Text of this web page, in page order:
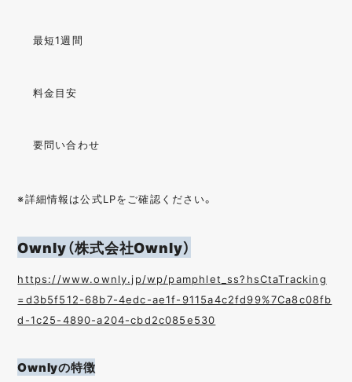
最短1週間
料金目安
要問い合わせ
※詳細情報は公式LPをご確認ください。
Ownly（株式会社Ownly）
https://www.ownly.jp/wp/pamphlet_ss?hsCtaTracking
=d3b5f512-68b7-4edc-ae1f-9115a4c2fd99%7Ca8c08fb
d-1c25-4890-a204-cbd2c085e530
Ownlyの特徴